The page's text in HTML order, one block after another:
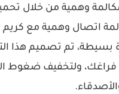
وهمية من خلال
اتصال وهمية مع كريم
تم تصميم هذا
فراغك، ولتخفيف ضغوط